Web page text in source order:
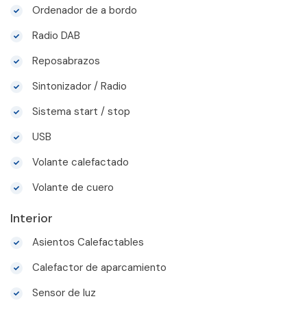
Ordenador de a bordo
Radio DAB
Reposabrazos
Sintonizador / Radio
Sistema start / stop
USB
Volante calefactado
Volante de cuero
Interior
Asientos Calefactables
Calefactor de aparcamiento
Sensor de luz